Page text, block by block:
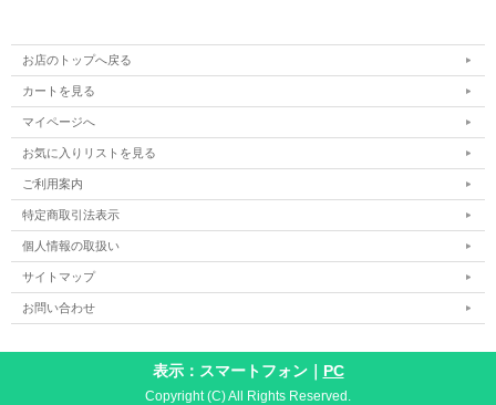
お店のトップへ戻る
カートを見る
マイページへ
お気に入りリストを見る
ご利用案内
特定商取引法表示
個人情報の取扱い
サイトマップ
お問い合わせ
表示：スマートフォン｜ PC
Copyright (C) All Rights Reserved.